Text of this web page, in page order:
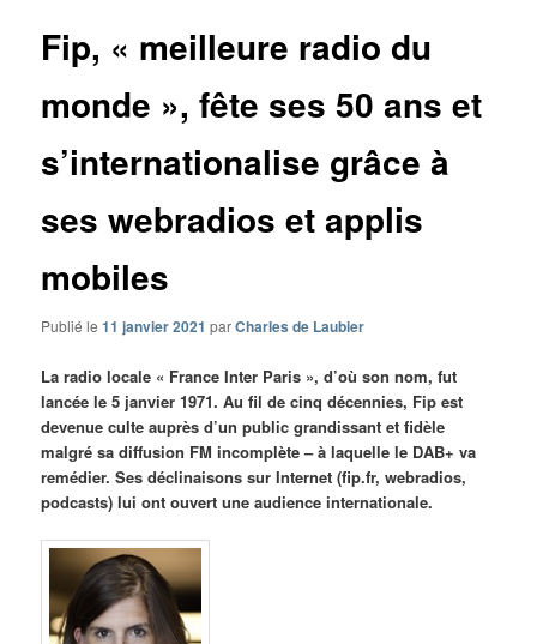
Fip, « meilleure radio du
monde », fête ses 50 ans et
s’internationalise grâce à
ses webradios et applis
mobiles
Publié le11 janvier 2021 parCharles de Laubier
La radio locale « France Inter Paris », d’où son nom, fut
lancée le 5 janvier 1971. Au fil de cinq décennies, Fip est
devenue culte auprès d’un public grandissant et fidèle
malgré sa diffusion FM incomplète – à laquelle le DAB+ va
remédier. Ses déclinaisons sur Internet (fip.fr, webradios,
podcasts) lui ont ouvert une audience internationale.